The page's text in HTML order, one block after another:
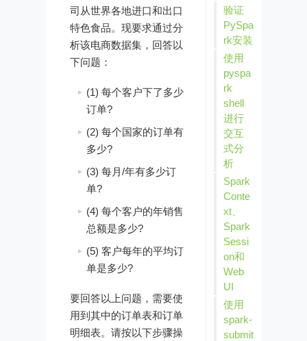
司从世界各地进口和出口
特色食品。现要求通过分
析该电商数据集，回答以
下问题：
(1) 每个客户下了多少
订单?
(2) 每个国家的订单有
多少?
(3) 每月/年有多少订
单?
(4) 每个客户的年销售
总额是多少?
(5) 客户每年的平均订
单是多少?
要回答以上问题，需要使
用到其中的订单表和订单
明细表。请按以下步骤操
验证
PySpa
rk安装
使用
pyspa
rk
shell
进行
交互
式分
析
Spark
Conte
xt、
Spark
Sessi
on和
Web
UI
使用
spark-
submit